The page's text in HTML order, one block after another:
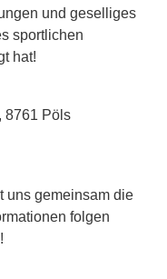
und geselliges
sportlichen
hat!
8761 Pöls
uns gemeinsam die
folgen